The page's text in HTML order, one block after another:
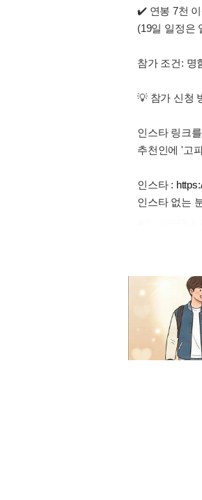
✔️ 연봉 7천
(19일 일정은
참가 조건: 명
💡 참가 신청
인스타 링크
추천인에 '고
인스타 :
인스타 없는